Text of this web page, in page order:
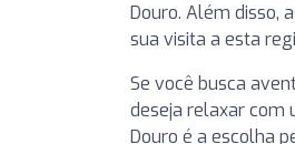
Douro. Além disso,
sua visita a esta
Se você busca
deseja relaxar com
Douro é a escolha